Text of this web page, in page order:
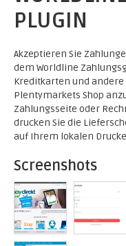
PLUGIN
Akzeptieren Sie
dem Worldline
Kreditkarten und
Plentymarkets Shop
Zahlungsseite oder
drucken Sie die
auf Ihrem lokalen
Screenshots